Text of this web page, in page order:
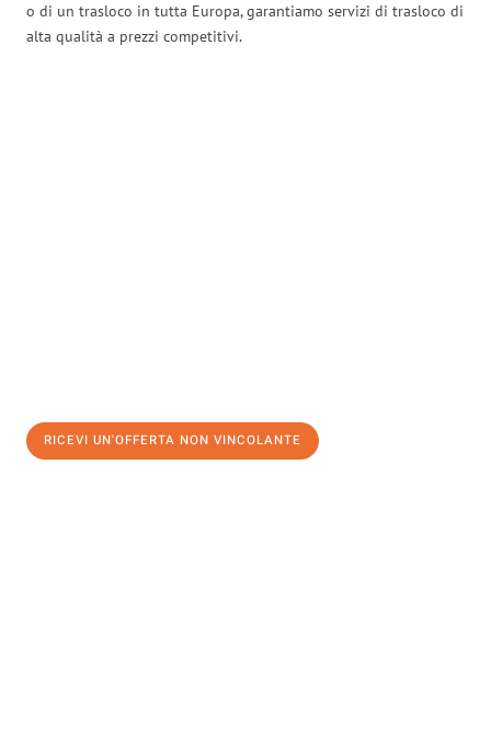
o di un trasloco in tutta Europa, garantiamo servizi di trasloco di
alta qualità a prezzi competitivi.
RICEVI UN'OFFERTA NON VINCOLANTE